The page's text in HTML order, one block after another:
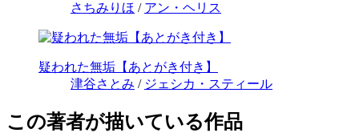
さちみりほ / アン・ヘリス
疑われた無垢【あとがき付き】
津谷さとみ / ジェシカ・スティール
この著者が描いている作品